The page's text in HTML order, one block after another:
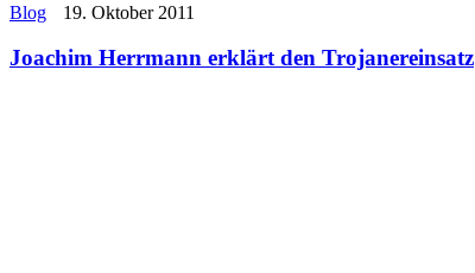
Blog
19. Oktober 2011
Joachim Herrmann erklärt den Trojanereinsatz